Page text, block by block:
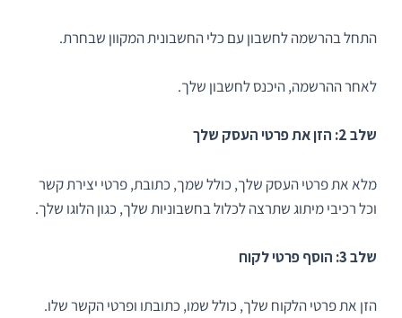
התחל בהרשמה לחשבון עם כלי החשבונית המקוון שבחרת.
לאחר ההרשמה, היכנס לחשבון שלך.
שלב 2: הזן את פרטי העסק שלך
מלא את פרטי העסק שלך, כולל שמך, כתובת, פרטי יצירת קשר
וכל רכיבי מיתוג שתרצה לכלול בחשבוניות שלך, כגון הלוגו שלך.
שלב 3: הוסף פרטי לקוח
הזן את פרטי הלקוח שלך, כולל שמו, כתובתו ופרטי הקשר שלו.